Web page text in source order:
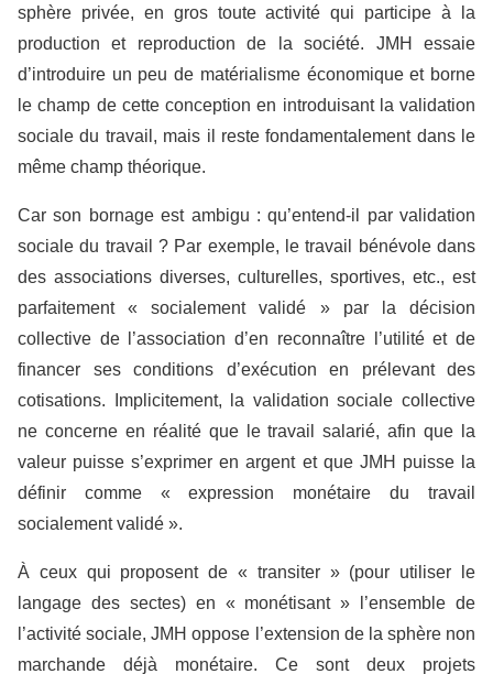
sphère privée, en gros toute activité qui participe à la
production et reproduction de la société. JMH essaie
d’introduire un peu de matérialisme économique et borne
le champ de cette conception en introduisant la validation
sociale du travail, mais il reste fondamentalement dans le
même champ théorique.
Car son bornage est ambigu : qu’entend-il par validation
sociale du travail ? Par exemple, le travail bénévole dans
des associations diverses, culturelles, sportives, etc., est
parfaitement « socialement validé » par la décision
collective de l’association d’en reconnaître l’utilité et de
financer ses conditions d’exécution en prélevant des
cotisations. Implicitement, la validation sociale collective
ne concerne en réalité que le travail salarié, afin que la
valeur puisse s’exprimer en argent et que JMH puisse la
définir comme « expression monétaire du travail
socialement validé ».
À ceux qui proposent de « transiter » (pour utiliser le
langage des sectes) en « monétisant » l’ensemble de
l’activité sociale, JMH oppose l’extension de la sphère non
marchande déjà monétaire. Ce sont deux projets